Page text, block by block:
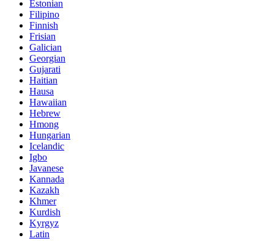
Estonian
Filipino
Finnish
Frisian
Galician
Georgian
Gujarati
Haitian
Hausa
Hawaiian
Hebrew
Hmong
Hungarian
Icelandic
Igbo
Javanese
Kannada
Kazakh
Khmer
Kurdish
Kyrgyz
Latin